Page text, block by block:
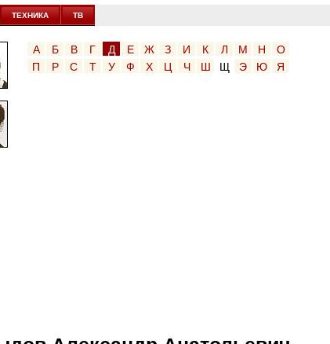
ТЕХНИКА ТВ
А Б В Г Д Е Ж З И К Л М Н
О
П
Р С Т У Ф Х Ц Ч Ш Щ Э Ю Я